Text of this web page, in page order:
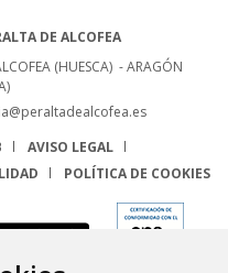
DE ALCOFEA
(HUESCA) - ARAGÓN
AVISO LEGAL
POLÍTICA DE COOKIES